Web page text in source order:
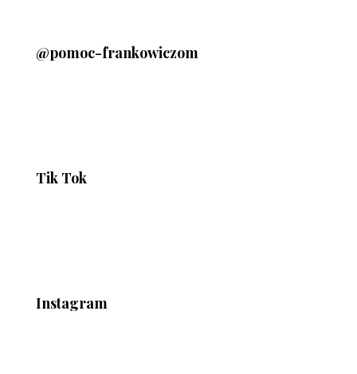
@pomoc-frankowiczom
Tik Tok
Instagram